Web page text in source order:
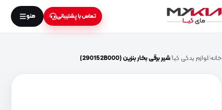
تماس با پشتیبانی منو
خانه لوازم یدکی کیا شیر برقی بخار بنزین (290152B000)